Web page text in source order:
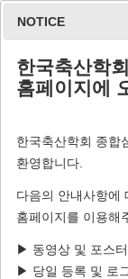
후원기
후원기관
NOTICE
한국축산학
홈페이지에
한국축산학회 종합
환영합니다.
다음의 안내사항에
홈페이지를 이용해
▶ 동영상 및 포스
▶ 당일 등록 및 로